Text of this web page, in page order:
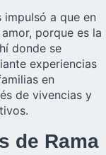
impulsó a que en
porque es la
donde se
experiencias
en
de vivencias y
de Rama